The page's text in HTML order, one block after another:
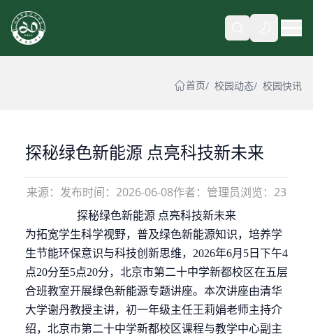
自动
首页 校园动态 校园快讯
探秘绿色新能源 点亮科技新未来
来源： 发布时间： 2026-06-08作者：管理员浏览：23
探秘绿色新能源 点亮科技新未来
为拓宽学生科学视野，普及绿色新能源知识，培养学
生节能环保意识与科技创新思维， 2026年6月5日下午4
点20分至5点20分，北京市第二十中学新都校区在五层
合班教室开展绿色新能源专题讲座。本次讲座由清华
大学谢丹教授主讲，初一年级主任王莉娟老师主持介
绍，北京市第二十中学新都校区课程与教学中心副主